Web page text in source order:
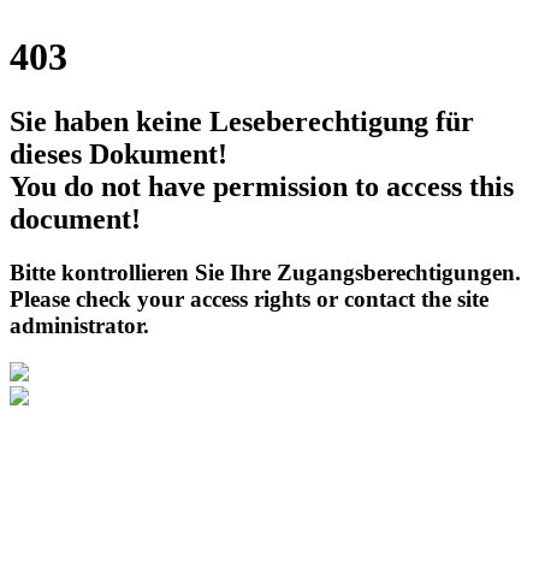
403
Sie haben keine Leseberechtigung für
dieses Dokument!
You do not have permission to access this
document!
Bitte kontrollieren Sie Ihre Zugangsberechtigungen.
Please check your access rights or contact the site
administrator.